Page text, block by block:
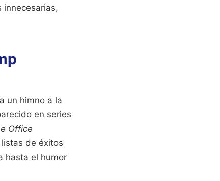
innecesarias,
un himno a la
en series
Office
de éxitos
hasta el humor